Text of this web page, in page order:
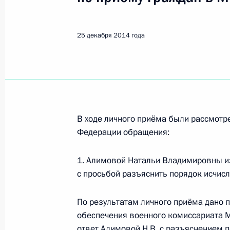
О ходе исполнения поручения,
Российской Федерации по
27 декабря 2014 года, 12:13
О ходе исполнения поручения,
Президента Российской
Российской Федерации Сергеем
25 декабря 2014 года
В ходе личного приёма были
Федерации обращения:
1. Алимовой Натальи Владимировны
с просьбой разъяснить порядок
По результатам личного приёма дано
обеспечения военного